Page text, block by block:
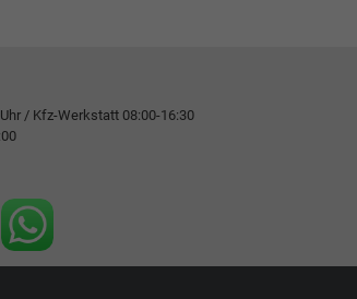
/ Kfz-Werkstatt 08:00-16:30